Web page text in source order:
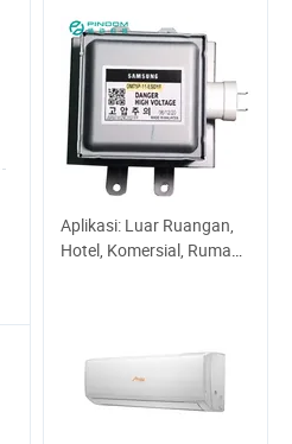
Aplikasi: Luar Ruangan,
Hotel, Komersial, Rumah
merek: Pindom nomor
model: Om75p-11-
Esdyprodu